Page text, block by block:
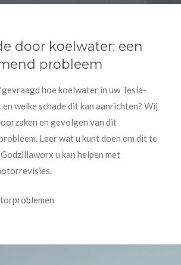
door koelwater: een
probleem
hoe koelwater in uw Tesla-
welke schade dit kan aanrichten? Wij
en gevolgen van dit
Leer wat u kunt doen om dit te
u kan helpen met